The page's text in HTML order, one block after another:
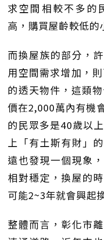
求空間相較不多的
高，購買屋齡較低的
而換屋族的部分，
用空間需求增加，
的透天物件，這類
價在2,000萬內有機
的民眾多是40歲以
上「有土斯有財」
遠也發現一個現象
相對穩定，換屋的
可能2~3年就會興起
整體而言，彰化市